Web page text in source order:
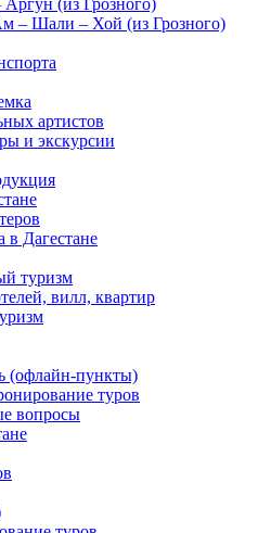
(из Грозного)
– Шали – Хой (из Грозного)
артистов
и экскурсии
в Дагестане
туризм
вилл, квартир
(офлайн-пункты)
туров
вопросы